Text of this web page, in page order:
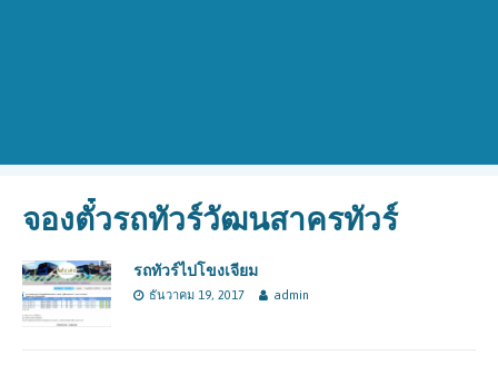
จองตั๋วรถทัวร์วัฒนสาครทัวร์
รถทัวร์ไปโขงเจียม
ธันวาคม 19, 2017 admin